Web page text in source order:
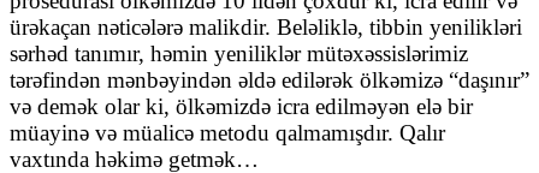
ürəkaçan nəticələrə malikdir. Beləliklə, tibbin yenilikləri
sərhəd tanımır, həmin yeniliklər mütəxəssislərimiz
tərəfindən mənbəyindən əldə edilərək ölkəmizə “daşınır”
və demək olar ki, ölkəmizdə icra edilməyən elə bir
müayinə və müalicə metodu qalmamışdır. Qalır
vaxtında həkimə getmək…